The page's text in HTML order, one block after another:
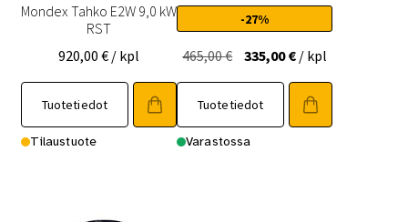
Mondex Tahko E2W 9,0 kW
RST
920,00 € / kpl
Tuotetiedot
Tilaustuote
-27%
465,00€ Alkuperäinen
hinta
oli:
465,00 €.
335,00€Nykyinen
hinta
on:
335,00 €.
/ kpl
Tuotetiedot
Varastossa